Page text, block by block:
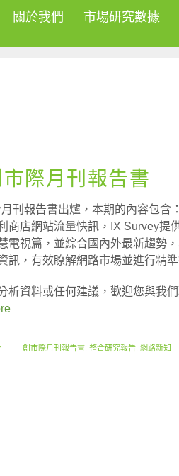
關於我們 市場研究數據
際月刊報告書
刊報告書出爐，本期的內容包含
商店網站流量快訊，IX Survey
電視篇，並綜合國內外最新趨勢
訊，有效瞭解網路市場並進行精準
析資料或任何建議，歡迎您與我
創市際月刊報告書 整合研究報告 網路新知